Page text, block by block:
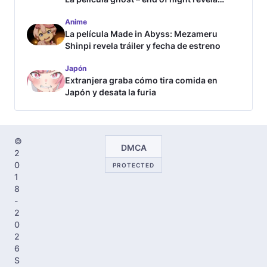
Anime
La película Made in Abyss: Mezameru
Shinpi revela tráiler y fecha de estreno
Japón
Extranjera graba cómo tira comida en
Japón y desata la furia
©
2
0
1
8
-
2
0
2
6
S
DMCA
PROTECTED